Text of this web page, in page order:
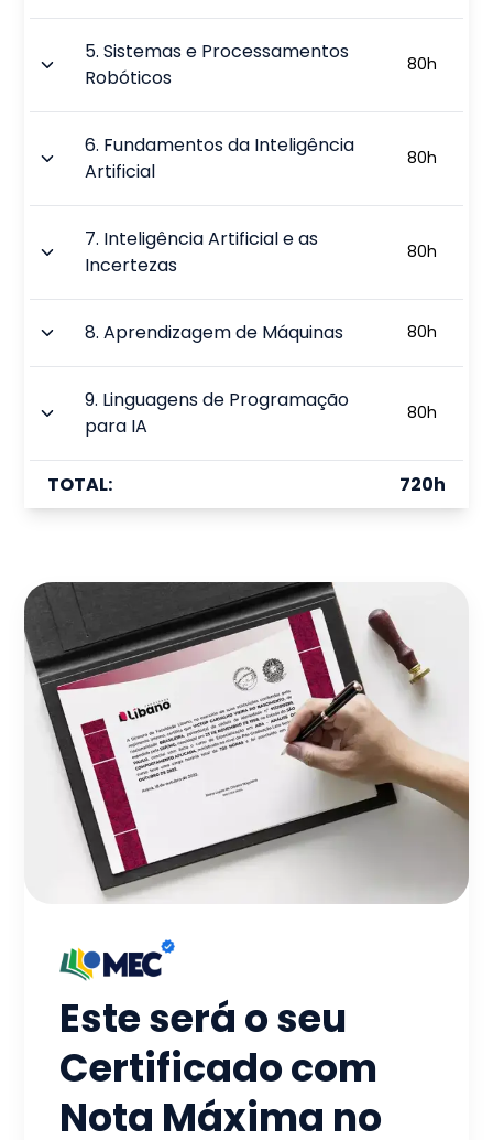
5.Sistemas e Processamentos
Robóticos
80h
6. Fundamentos da Inteligência
Artificial
80h
7. Inteligência Artificial e as
Incertezas
80h
8.Aprendizagem de Máquinas 80h
9. Linguagens de Programação
para IA
80h
TOTAL: 720h
Este será o seu
Certificado com
Nota Máxima no